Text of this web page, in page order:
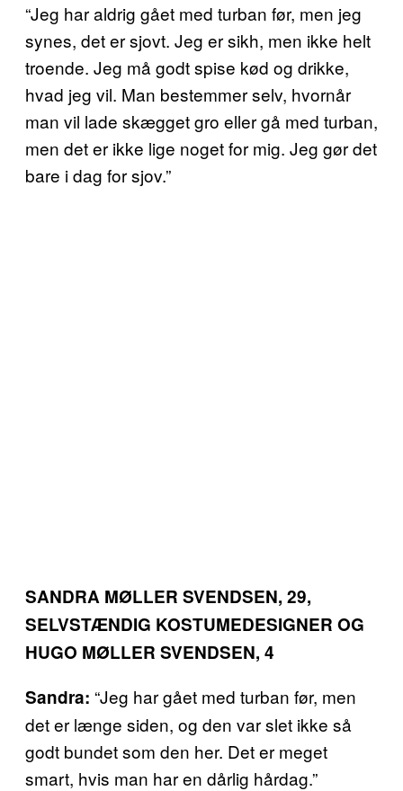
“Jeg har aldrig gået med turban før, men jeg
synes, det er sjovt. Jeg er sikh, men ikke helt
troende. Jeg må godt spise kød og drikke,
hvad jeg vil. Man bestemmer selv, hvornår
man vil lade skægget gro eller gå med turban,
men det er ikke lige noget for mig. Jeg gør det
bare i dag for sjov.”
SANDRA MØLLER SVENDSEN, 29,
SELVSTÆNDIG KOSTUMEDESIGNER OG
HUGO MØLLER SVENDSEN, 4
Sandra: “Jeg har gået med turban før, men
det er længe siden, og den var slet ikke så
godt bundet som den her. Det er meget
smart, hvis man har en dårlig hårdag.”